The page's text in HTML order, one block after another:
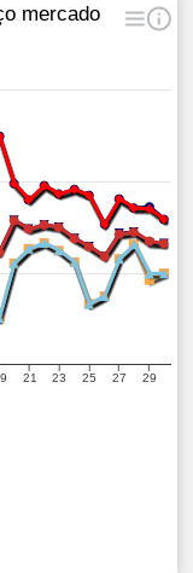
mercado
21 23 25 27 29